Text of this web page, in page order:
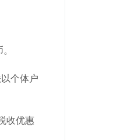
个体户
收优惠